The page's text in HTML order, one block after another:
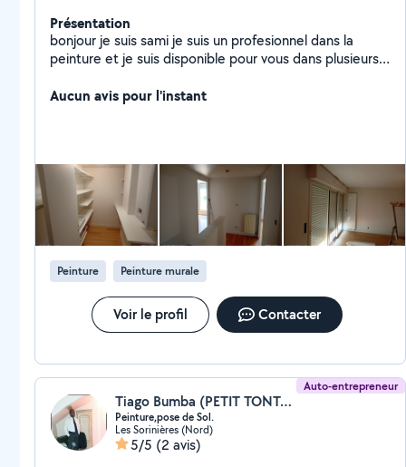
Présentation
bonjour je suis sami je suis un profesionnel dans la
peinture et je suis disponible pour vous dans plusieurs
moment merci
Aucun avis pour l'instant
Peinture Peinture murale
Voir le profil Contacter
Auto-entrepreneur
Tiago Bumba (PETIT TONTON)
Peinture,pose de Sol.
Les Sorinières (Nord)
5/5 (2 avis)